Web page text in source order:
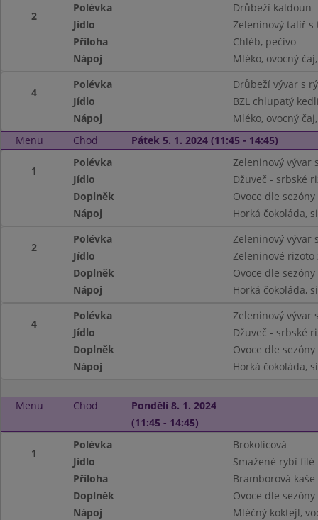
2
Polévka
Drůbeží kaldoun
Jídlo
Zeleninový talíř s
Příloha
Chléb, pečivo
Nápoj
Mléko, ovocný
4
Polévka
Drůbeží vývar s
Jídlo
BZL chlupatý
Nápoj
Mléko, ovocný
Menu
Chod Pátek 5. 1. 2024 (11:45 - 14:45)
1
Polévka
Zeleninový vývar
Jídlo
Džuveč - srbské
Doplněk
Ovoce dle sezóny
Nápoj
Horká čokoláda,
2
Polévka
Zeleninový vývar
Jídlo
Zeleninové
Doplněk
Ovoce dle sezóny
Nápoj
Horká čokoláda,
4
Polévka
Zeleninový vývar
Jídlo
Džuveč - srbské
Doplněk
Ovoce dle sezóny
Nápoj
Horká čokoláda,
Menu Chod
Pondělí 8. 1. 2024
(11:45 - 14:45)
1
Polévka
Brokolicová
Jídlo
Smažené rybí filé
Příloha
Bramborová kaše
Doplněk
Ovoce dle sezóny
Nápoj
Mléčný koktejl,